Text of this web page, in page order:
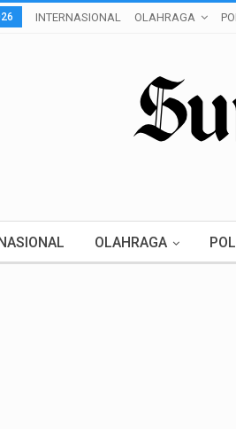
INTERNASIONAL OLAHRAGA
OLAHRAGA